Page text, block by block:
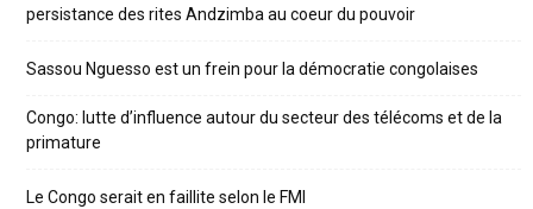
persistance des rites Andzimba au coeur du pouvoir
Sassou Nguesso est un frein pour la démocratie congolaises
Congo: lutte d’influence autour du secteur des télécoms et de la
primature
Le Congo serait en faillite selon le FMI